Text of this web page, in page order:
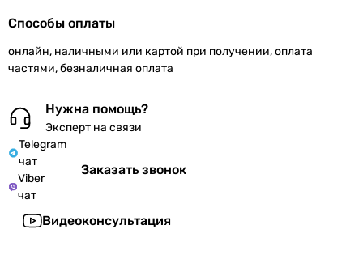
Способы оплаты
онлайн, наличными или картой при получении, оплата
частями, безналичная оплата
Нужна помощь?
Эксперт на связи
Telegram
чат
Viber
чат
Заказать звонок
Видеоконсультация